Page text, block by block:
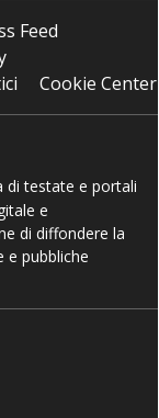
Feed
Cookie Center
di testate e portali
e
di diffondere la
e pubbliche